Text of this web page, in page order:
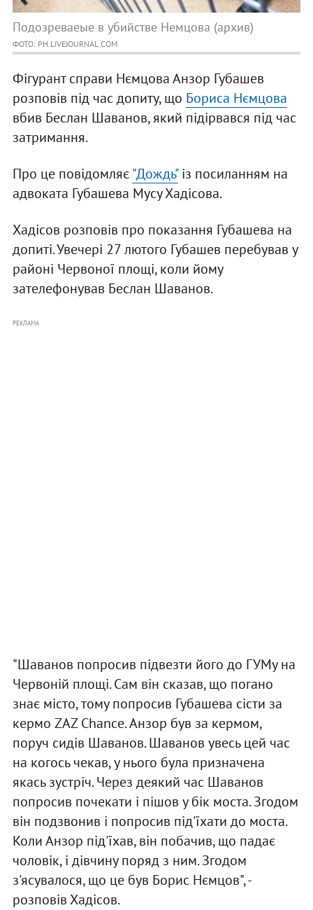
Подозреваеые в убийстве Немцова (архив)
ФОТО: PH.LIVEJOURNAL.COM
Фігурант справи Нємцова Анзор Губашев
розповів під час допиту, що Бориса Нємцова
вбив Беслан Шаванов, який підірвався під час
затримання.
Про це повідомляє"Дождь"із посиланням на
адвоката Губашева Мусу Хадісова.
Хадісов розповів про показання Губашева на
допиті. Увечері 27 лютого Губашев перебував у
районі Червоної площі, коли йому
зателефонував Беслан Шаванов.
РЕКЛАМА
"Шаванов попросив підвезти його до ГУМу на
Червоній площі. Сам він сказав, що погано
знає місто, тому попросив Губашева сісти за
кермо ZAZ Chance. Анзор був за кермом,
поруч сидів Шаванов. Шаванов увесь цей час
на когось чекав, у нього була призначена
якась зустріч. Через деякий час Шаванов
попросив почекати і пішов у бік моста. Згодом
він подзвонив і попросив під'їхати до моста.
Коли Анзор під'їхав, він побачив, що падає
чоловік, і дівчину поряд з ним. Згодом
з'ясувалося, що це був Борис Нємцов", -
розповів Хадісов.